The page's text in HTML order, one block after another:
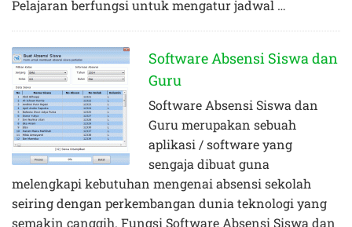
Pelajaran berfungsi untuk mengatur jadwal …
Software Absensi Siswa dan
Guru
Software Absensi Siswa dan
Guru merupakan sebuah
aplikasi / software yang
sengaja dibuat guna
melengkapi kebutuhan mengenai absensi sekolah
seiring dengan perkembangan dunia teknologi yang
semakin canggih. Fungsi Software Absensi Siswa dan